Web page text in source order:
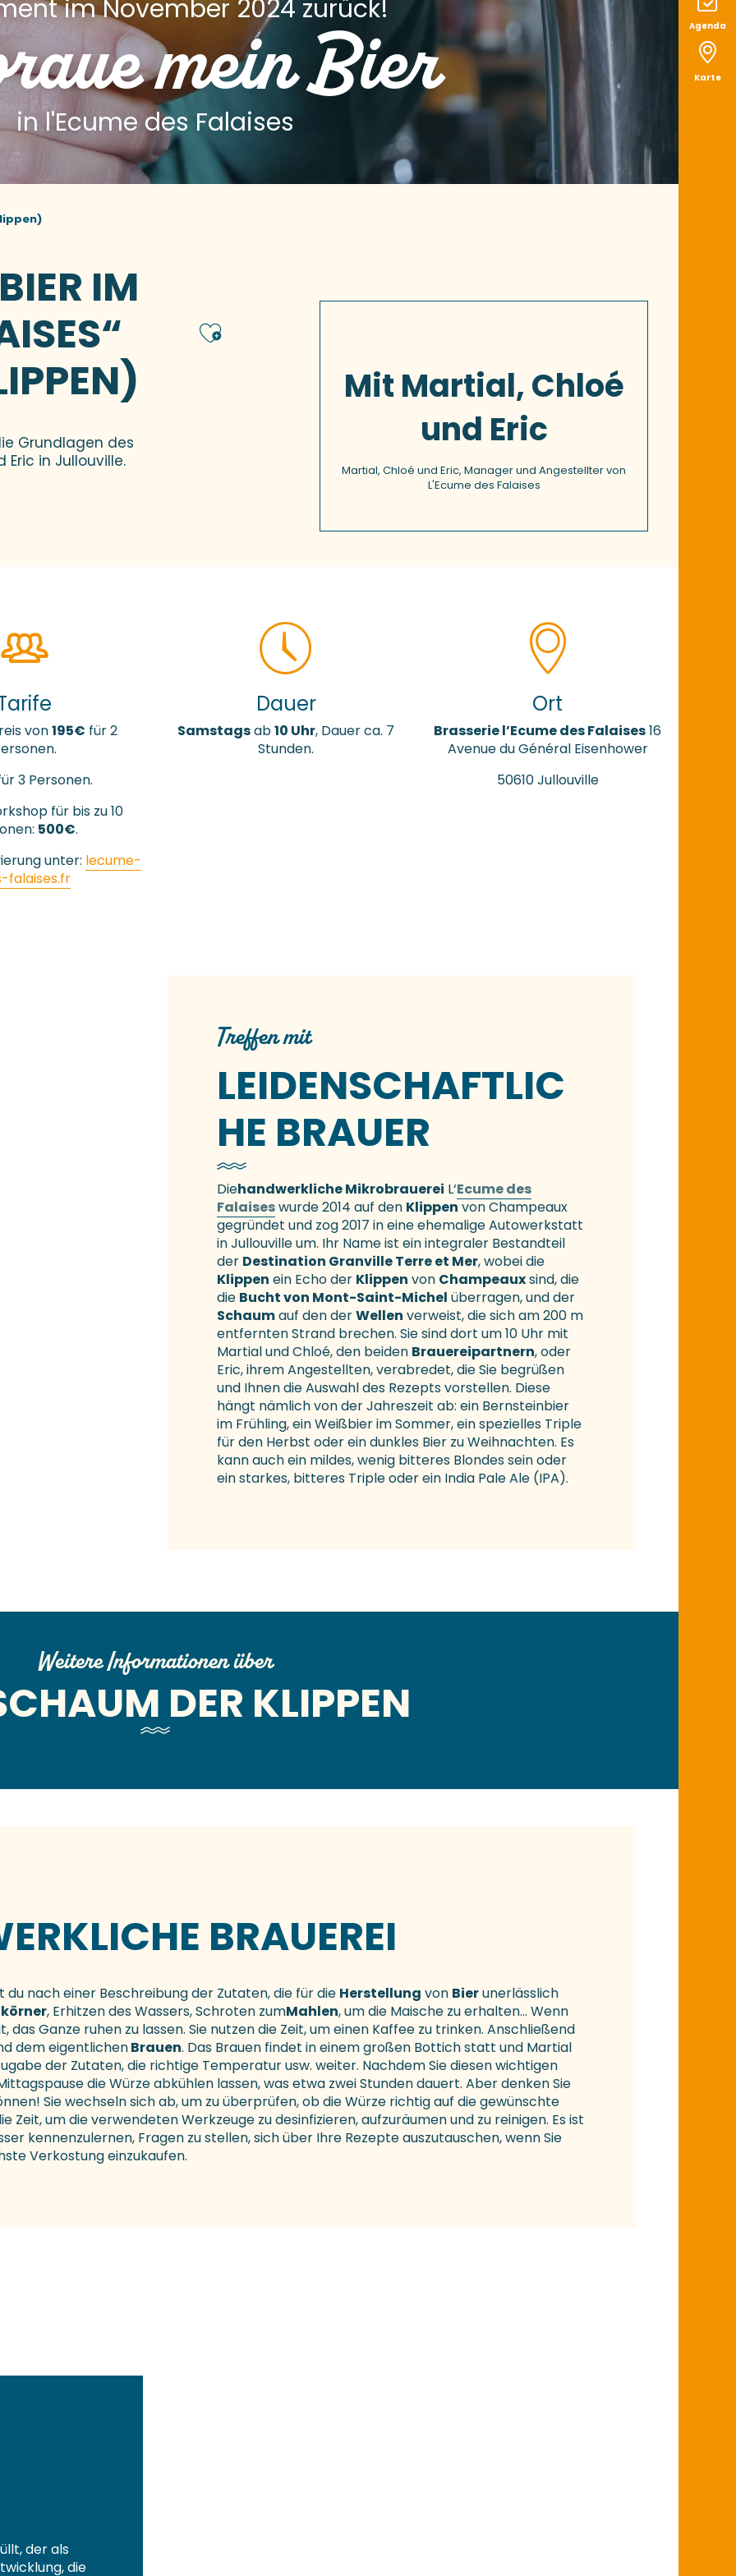
Agenda
Karte
im November 2024 zurück!
mein Bier
in l'Ecume des Falaises
IM
Ajouter aux favoris
Grundlagen des
in Jullouville.
Mit Martial, Chloé
und Eric
Martial, Chloé und Eric, Manager und Angestellter von
L'Ecume des Falaises
von195€ für 2
3 Personen.
für bis zu 10
500€.
unter: lecume-
falaises.fr
Dauer
Samstagsab10 Uhr, Dauer ca. 7
Stunden.
Ort
Brasserie l’Ecume des Falaises16
Avenue du Général Eisenhower
50610 Jullouville
Treffen mit
LEIDENSCHAFTLIC
HE BRAUER
Diehandwerkliche Mikrobrauerei L‘Ecume des
Falaiseswurde 2014 auf den Klippen von Champeaux
gegründet und zog 2017 in eine ehemalige Autowerkstatt
in Jullouville um. Ihr Name ist ein integraler Bestandteil
der Destination Granville Terre et Mer, wobei die
Klippen ein Echo der Klippen von Champeauxsind, die
die Bucht von Mont-Saint-Michel überragen, und der
Schaumauf den derWellen verweist, die sich am 200 m
entfernten Strand brechen. Sie sind dort um 10 Uhr mit
Martial und Chloé, den beiden Brauereipartnern, oder
Eric, ihrem Angestellten, verabredet, die Sie begrüßen
und Ihnen die Auswahl des Rezepts vorstellen. Diese
hängt nämlich von der Jahreszeit ab: ein Bernsteinbier
im Frühling, ein Weißbier im Sommer, ein spezielles Triple
für den Herbst oder ein dunkles Bier zu Weihnachten. Es
kann auch ein mildes, wenig bitteres Blondes sein oder
ein starkes, bitteres Triple oder ein India Pale Ale (IPA).
Weitere Informationen über
DER KLIPPEN
BRAUEREI
nach einer Beschreibung der Zutaten, die für die Herstellung von Bierunerlässlich
, Erhitzen des Wassers, Schroten zumMahlen, um die Maische zu erhalten… Wenn
Ganze ruhen zu lassen. Sie nutzen die Zeit, um einen Kaffee zu trinken. Anschließend
dem eigentlichenBrauen. Das Brauen findet in einem großen Bottich statt und Martial
der Zutaten, die richtige Temperatur usw. weiter. Nachdem Sie diesen wichtigen
die Würze abkühlen lassen, was etwa zwei Stunden dauert. Aber denken Sie
Sie wechseln sich ab, um zu überprüfen, ob die Würze richtig auf die gewünschte
um die verwendeten Werkzeuge zu desinfizieren, aufzuräumen und zu reinigen. Es ist
kennenzulernen, Fragen zu stellen, sich über Ihre Rezepte auszutauschen, wenn Sie
Verkostung einzukaufen.
der als
die